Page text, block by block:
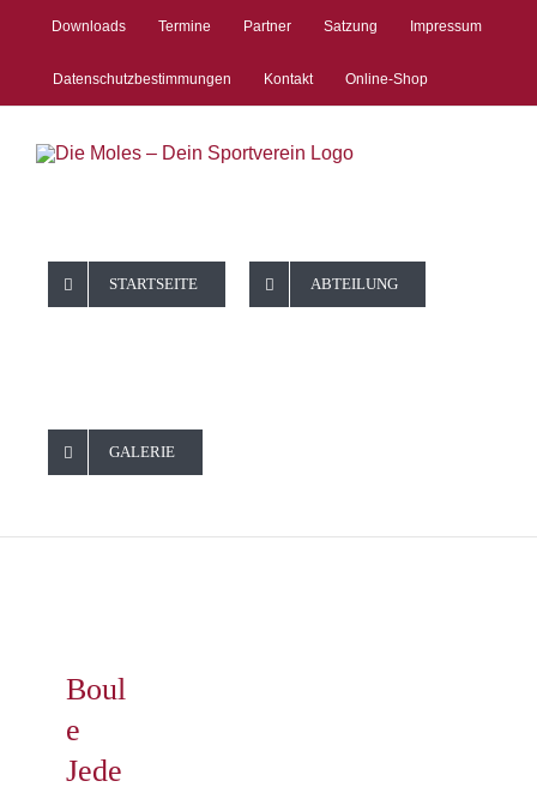
springen
Downloads Termine Partner Satzung Impressum
Datenschutzbestimmungen Kontakt Online-Shop
STARTSEITE ABTEILUNG
GALERIE
Boule
Boul
e
Jede